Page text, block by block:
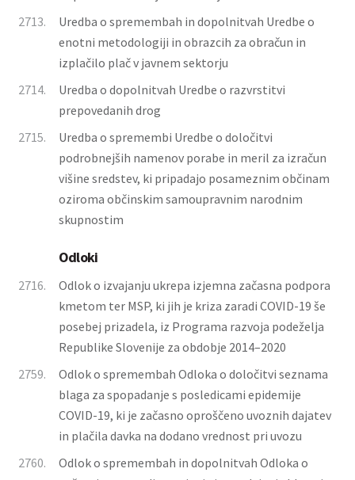
2713.
Uredba o spremembah in dopolnitvah Uredbe o
enotni metodologiji in obrazcih za obračun in
izplačilo plač v javnem sektorju
2714.
Uredba o dopolnitvah Uredbe o razvrstitvi
prepovedanih drog
2715.
Uredba o spremembi Uredbe o določitvi
podrobnejših namenov porabe in meril za izračun
višine sredstev, ki pripadajo posameznim občinam
oziroma občinskim samoupravnim narodnim
skupnostim
Odloki
2716.
Odlok o izvajanju ukrepa izjemna začasna podpora
kmetom ter MSP, ki jih je kriza zaradi COVID-19 še
posebej prizadela, iz Programa razvoja podeželja
Republike Slovenije za obdobje 2014–2020
2759.
Odlok o spremembah Odloka o določitvi seznama
blaga za spopadanje s posledicami epidemije
COVID-19, ki je začasno oproščeno uvoznih dajatev
in plačila davka na dodano vrednost pri uvozu
2760.
Odlok o spremembah in dopolnitvah Odloka o